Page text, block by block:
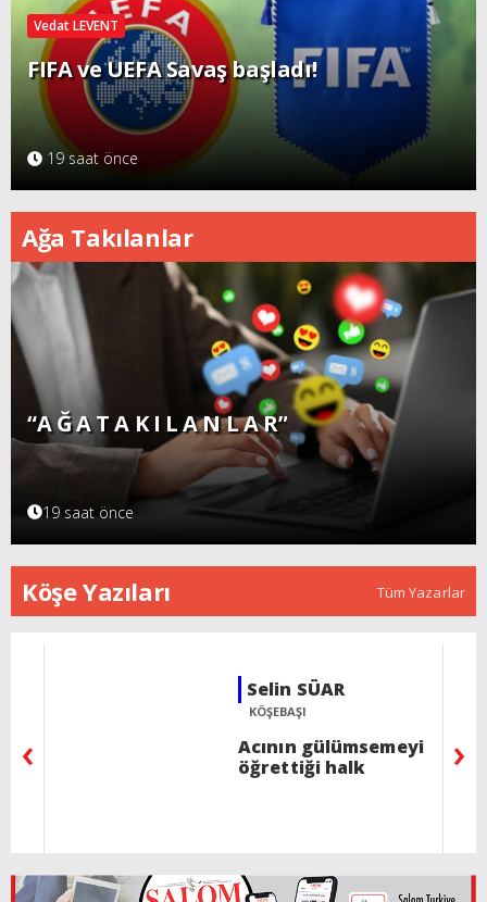
Vedat LEVENT
FIFA ve UEFA Savaş başladı!
19 saat önce
Ağa Takılanlar
“A Ğ A T A K I L A N L A R”
19 saat önce
Köşe Yazıları Tüm Yazarlar
Rav İzak ALALUF
BU HAFTA PERAŞA
Ree - Bir şeyden dolayı
‹ ›